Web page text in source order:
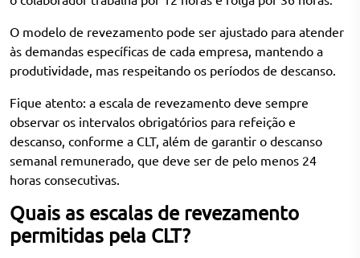
O modelo de revezamento pode ser ajustado para atender
às demandas específicas de cada empresa, mantendo a
produtividade, mas respeitando os períodos de descanso.
Fique atento: a escala de revezamento deve sempre
observar os intervalos obrigatórios para refeição e
descanso, conforme a CLT, além de garantir o descanso
semanal remunerado, que deve ser de pelo menos 24
horas consecutivas.
Quais as escalas de revezamento
permitidas pela CLT?